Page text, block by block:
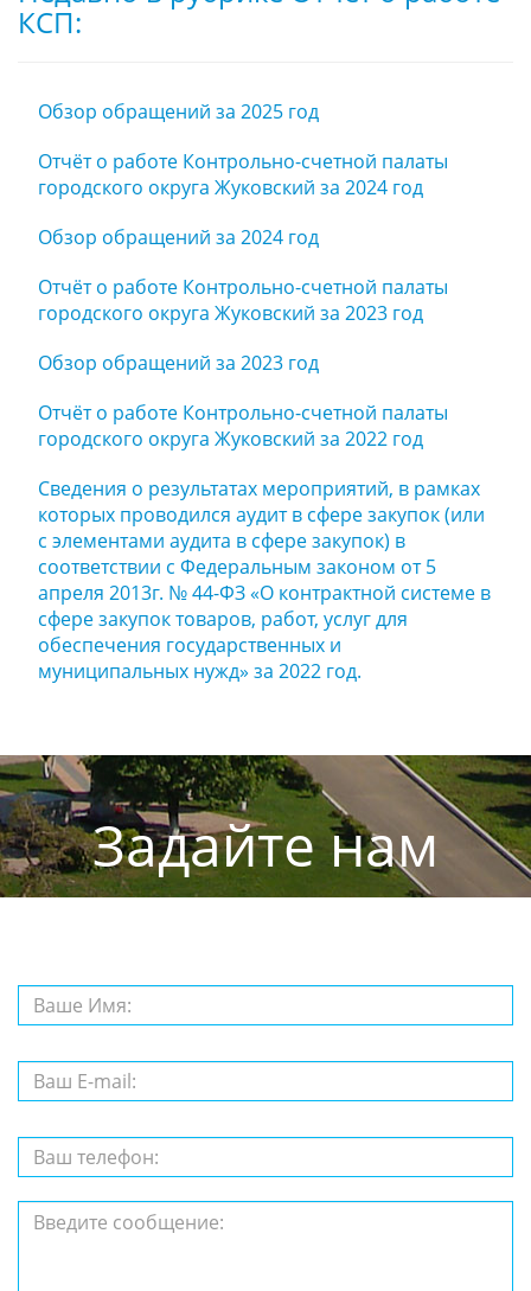
КСП:
Обзор обращений за 2025 год
Отчёт о работе Контрольно-счетной палаты
городского округа Жуковский за 2024 год
Обзор обращений за 2024 год
Отчёт о работе Контрольно-счетной палаты
городского округа Жуковский за 2023 год
Обзор обращений за 2023 год
Отчёт о работе Контрольно-счетной палаты
городского округа Жуковский за 2022 год
Сведения о результатах мероприятий, в рамках
которых проводился аудит в сфере закупок (или
с элементами аудита в сфере закупок) в
соответствии с Федеральным законом от 5
апреля 2013г. № 44-ФЗ «О контрактной системе в
сфере закупок товаров, работ, услуг для
обеспечения государственных и
муниципальных нужд» за 2022 год.
Задайте нам
вопрос